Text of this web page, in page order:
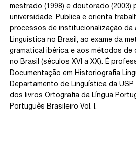
mestrado (1998) e doutorado (2003)
universidade. Publica e orienta
processos de institucionalização da
Linguística no Brasil, ao exame da
gramatical ibérica e aos métodos
no Brasil (séculos XVI a XX). É
Documentação em Historiografia
Departamento de Linguística da
dos livros Ortografia da Língua
Português Brasileiro Vol. I.